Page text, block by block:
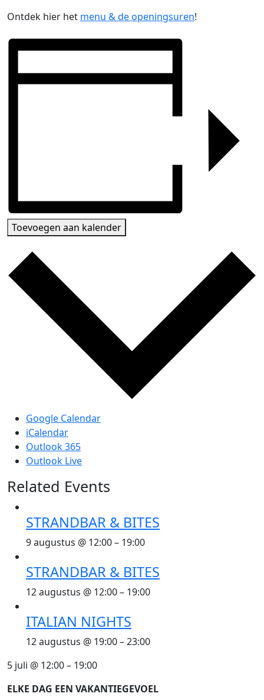
Ontdek hier het menu & de openingsuren!
Toevoegen aan kalender
Google Calendar
iCalendar
Outlook 365
Outlook Live
Related Events
STRANDBAR & BITES
9 augustus @ 12:00– 19:00
STRANDBAR & BITES
12 augustus @ 12:00– 19:00
ITALIAN NIGHTS
12 augustus @ 19:00–23:00
5 juli @ 12:00– 19:00
ELKE DAG EEN VAKANTIEGEVOEL